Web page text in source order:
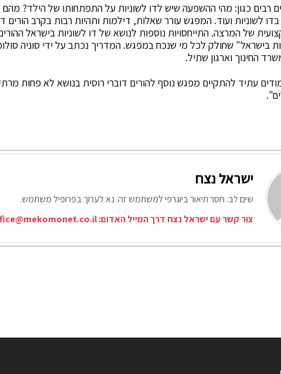
רבים כגון: מהי ההשפעה שיש לדו לשוניות על התפתחותו של הילד? מהם
בדו לשוניות ועוד. המפגש עורר שאלות, דילמות ותהיות רבות בקרב הורים
של המרצה. התייחסויות נוספות לנושא של דו לשוניות בישראל
בישראל" שחולק לכל מי שנכח במפגש. המדריך נכתב על ידי סוניה
החינוך וארגון שתיל.
עתיד להתקיים מפגש נוסף להורים דוברי רוסית בנושא לא פחות
ישראל נצח
שים לב: חסר תיאור ביוגרפי למשתמש זה. נא לערוך בפרופיל משתמש.
צור קשר עם ישראל נצח דרך המייל האדום: